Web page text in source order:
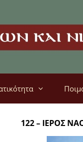
122 – ΙΕΡΟΣ